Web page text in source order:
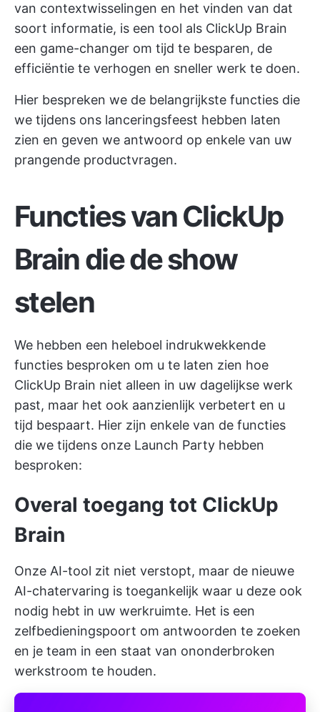
van contextwisselingen en het vinden van dat
soort informatie, is een tool als ClickUp Brain
een game-changer om tijd te besparen, de
efficiëntie te verhogen en sneller werk te doen.
Hier bespreken we de belangrijkste functies die
we tijdens ons lanceringsfeest hebben laten
zien en geven we antwoord op enkele van uw
prangende productvragen.
Functies van ClickUp
Brain die de show
stelen
We hebben een heleboel indrukwekkende
functies besproken om u te laten zien hoe
ClickUp Brain niet alleen in uw dagelijkse werk
past, maar het ook aanzienlijk verbetert en u
tijd bespaart. Hier zijn enkele van de functies
die we tijdens onze Launch Party hebben
besproken:
Overal toegang tot ClickUp
Brain
Onze AI-tool zit niet verstopt, maar de nieuwe
AI-chatervaring is toegankelijk waar u deze ook
nodig hebt in uw werkruimte. Het is een
zelfbedieningspoort om antwoorden te zoeken
en je team in een staat van ononderbroken
werkstroom te houden.